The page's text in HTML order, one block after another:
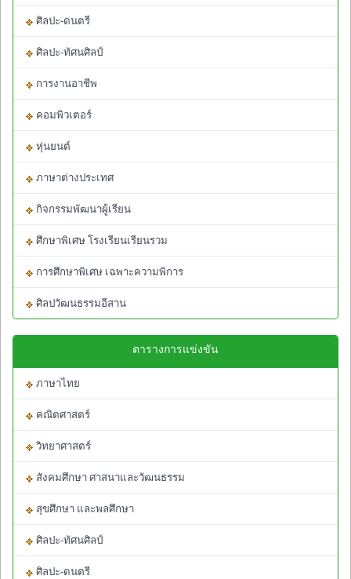
ศิลปะ-ดนตรี
ศิลปะ-ทัศนศิลป์
การงานอาชีพ
คอมพิวเตอร์
หุ่นยนต์
ภาษาต่างประเทศ
กิจกรรมพัฒนาผู้เรียน
ศึกษาพิเศษ โรงเรียนเรียนรวม
การศึกษาพิเศษ เฉพาะความพิการ
ศิลปวัฒนธรรมอีสาน
ตารางการแข่งขัน
ภาษาไทย
คณิตศาสตร์
วิทยาศาสตร์
สังคมศึกษา ศาสนาและวัฒนธรรม
สุขศึกษา และพลศึกษา
ศิลปะ-ทัศนศิลป์
ศิลปะ-ดนตรี